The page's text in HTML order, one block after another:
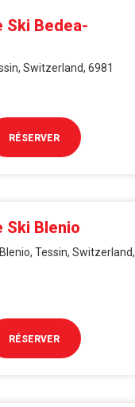
Ski Bedea-
Switzerland, 6981
RÉSERVER
Ski Blenio
Tessin, Switzerland,
RÉSERVER